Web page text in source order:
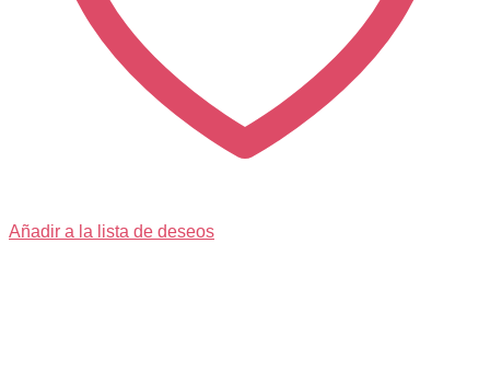
Añadir a la lista de deseos